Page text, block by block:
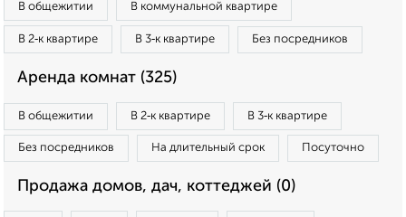
В общежитии В коммунальной квартире
В 2‑к квартире В 3‑к квартире Без посредников
Аренда комнат (325)
В общежитии В 2‑к квартире В 3‑к квартире
Без посредников На длительный срок Посуточно
Продажа домов, дач, коттеджей (0)